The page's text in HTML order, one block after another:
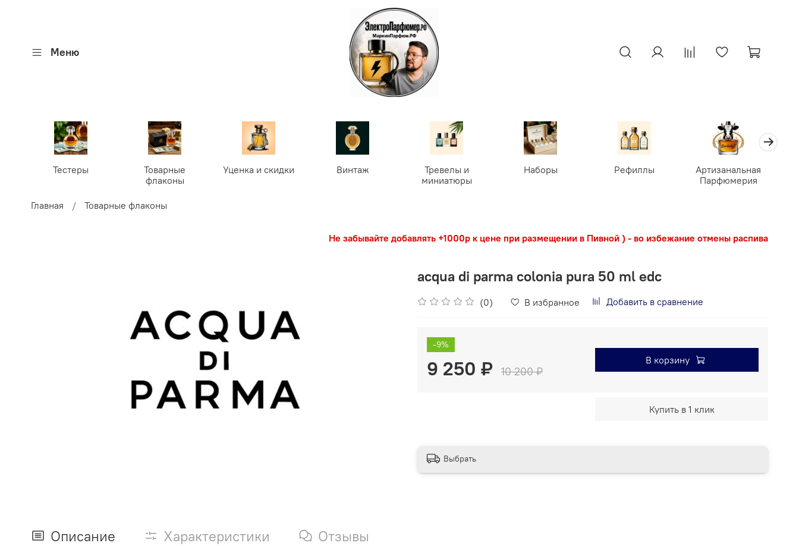
Меню
Тестеры
Товарные
флаконы
Уценка и скидки Винтаж
Тревелы и
миниатюры
Наборы Рефиллы
Артизанальная
Парфюмерия
Главная Товарные флаконы
Не забывайте добавлять +1000р к цене при размещении в Пивной ) - во избежание отмены распива
acqua di parma colonia pura 50 ml edc
(0) В избранное Добавить в сравнение
-9%
9 250 ₽ 10 200 ₽
В корзину
Купить в 1 клик
Выбрать
Описание Характеристики Отзывы